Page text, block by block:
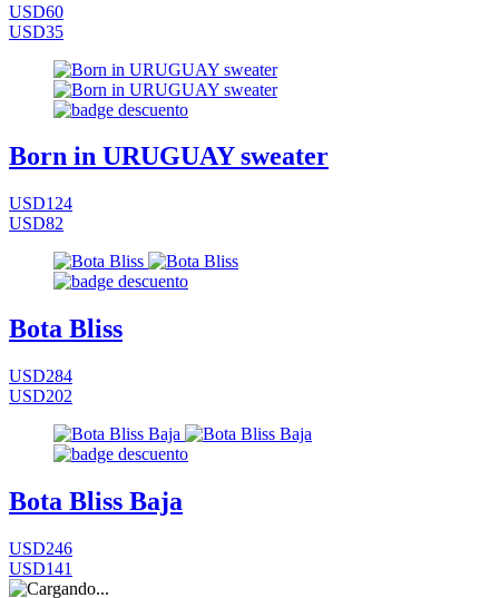
USD60
USD35
Born in URUGUAY sweater
USD124
USD82
Bota Bliss
USD284
USD202
Bota Bliss Baja
USD246
USD141